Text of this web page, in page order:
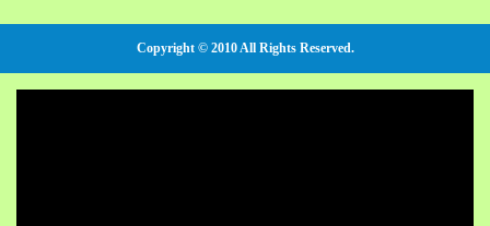
Copyright © 2010 All Rights Reserved.